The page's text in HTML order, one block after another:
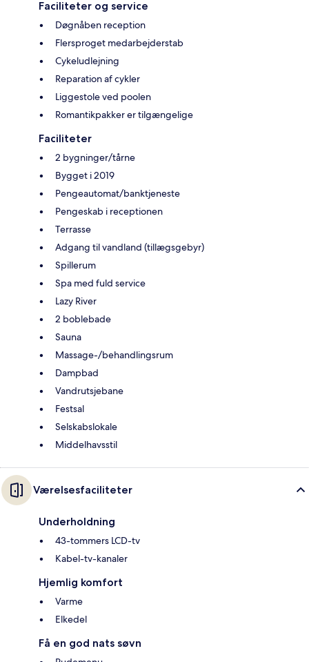
Faciliteter og service
Døgnåben reception
Flersproget medarbejderstab
Cykeludlejning
Reparation af cykler
Liggestole ved poolen
Romantikpakker er tilgængelige
Faciliteter
2 bygninger/tårne
Bygget i 2019
Pengeautomat/banktjeneste
Pengeskab i receptionen
Terrasse
Adgang til vandland (tillægsgebyr)
Spillerum
Spa med fuld service
Lazy River
2 boblebade
Sauna
Massage-/behandlingsrum
Dampbad
Vandrutsjebane
Festsal
Selskabslokale
Middelhavsstil
Værelsesfaciliteter
Underholdning
43-tommers LCD-tv
Kabel-tv-kanaler
Hjemlig komfort
Varme
Elkedel
Få en god nats søvn